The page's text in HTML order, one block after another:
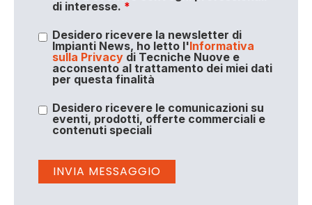
di interesse. *
Desidero ricevere la newsletter di
Impianti News, ho letto l'Informativa
sulla Privacydi Tecniche Nuove e
acconsento al trattamento dei miei dati
per questa finalità
Desidero ricevere le comunicazioni su
eventi, prodotti, offerte commerciali e
contenuti speciali